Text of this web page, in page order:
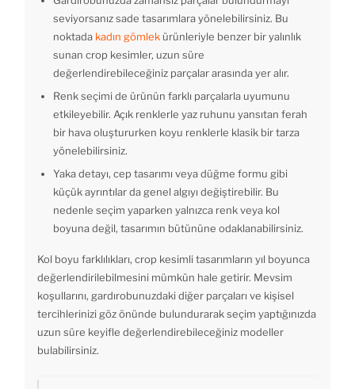
seviyorsanız sade tasarımlara yönelebilirsiniz. Bu
noktada kadın gömlek ürünleriyle benzer bir yalınlık
sunan crop kesimler, uzun süre
değerlendirebileceğiniz parçalar arasında yer alır.
Renk seçimi de ürünün farklı parçalarla uyumunu
etkileyebilir. Açık renklerle yaz ruhunu yansıtan ferah
bir hava oluştururken koyu renklerle klasik bir tarza
yönelebilirsiniz.
Yaka detayı, cep tasarımı veya düğme formu gibi
küçük ayrıntılar da genel algıyı değiştirebilir. Bu
nedenle seçim yaparken yalnızca renk veya kol
boyuna değil, tasarımın bütününe odaklanabilirsiniz.
Kol boyu farklılıkları, crop kesimli tasarımların yıl boyunca
değerlendirilebilmesini mümkün hale getirir. Mevsim
koşullarını, gardırobunuzdaki diğer parçaları ve kişisel
tercihlerinizi göz önünde bulundurarak seçim yaptığınızda
uzun süre keyifle değerlendirebileceğiniz modeller
bulabilirsiniz.